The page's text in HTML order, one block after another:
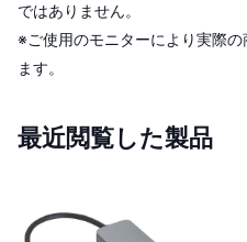
ではありません。
※ご使用のモニターにより実際
ます。
最近閲覧した製品